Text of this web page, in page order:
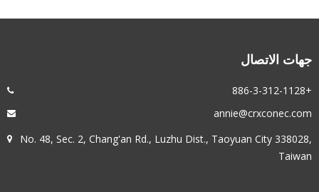
جهات الاتصال
+886-3-312-1128
annie@crxconec.com
No. 48, Sec. 2, Chang'an Rd., Luzhu Dist., Taoyuan City 338028,
Taiwan